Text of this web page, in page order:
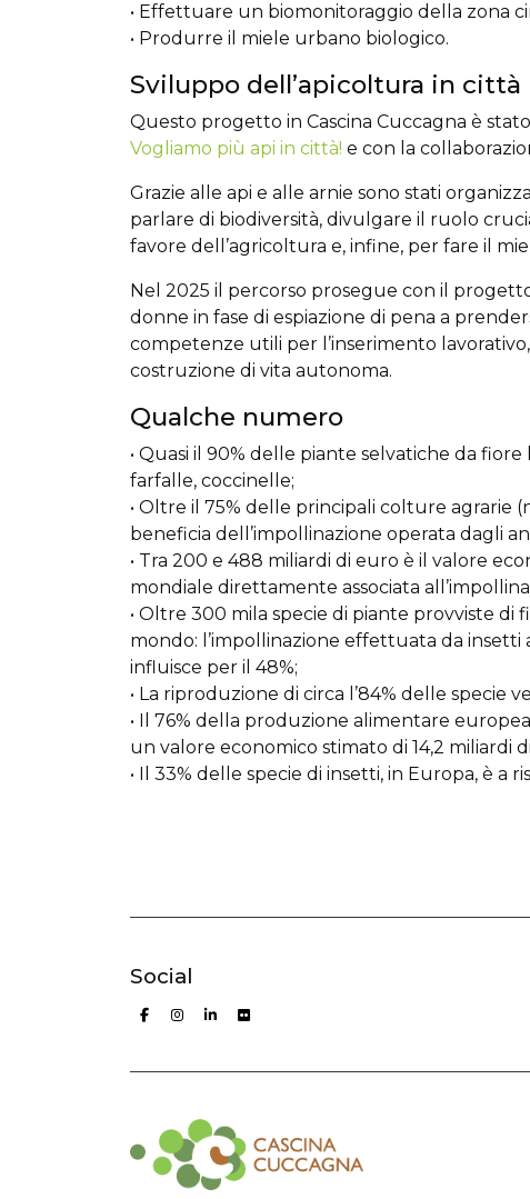
• Effettuare un biomonitoraggio della zona
• Produrre il miele urbano biologico.
Sviluppo dell’apicoltura in città
Questo progetto in Cascina Cuccagna è
Vogliamo più api in città! e con la
Grazie alle api e alle arnie sono stati
parlare di biodiversità, divulgare il ruolo
favore dell’agricoltura e, infine, per fare il
Nel 2025 il percorso prosegue con il
donne in fase di espiazione di pena a
competenze utili per l’inserimento
costruzione di vita autonoma.
Qualche numero
• Quasi il 90% delle piante selvatiche da
farfalle, coccinelle;
• Oltre il 75% delle principali colture agrarie
beneficia dell’impollinazione operata dagli
• Tra 200 e 488 miliardi di euro è il valore
mondiale direttamente associata
• Oltre 300 mila specie di piante provviste di
mondo: l’impollinazione effettuata da
influisce per il 48%;
• La riproduzione di circa l’84% delle specie
• Il 76% della produzione alimentare
un valore economico stimato di 14,2 miliardi
• Il 33% delle specie di insetti, in Europa, è a
Social